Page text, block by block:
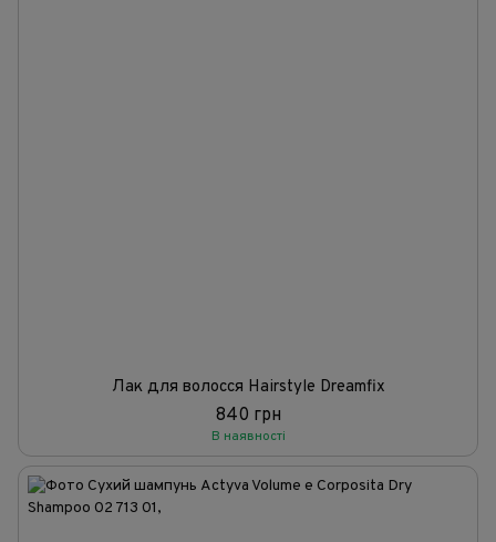
Лак для волосся Hairstyle Dreamfix
840 грн
В наявності